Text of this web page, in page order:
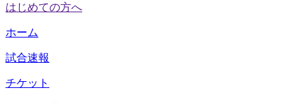
はじめての方へ
ホーム
試合速報
チケット